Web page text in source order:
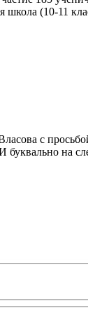
(10-11
с
буквально